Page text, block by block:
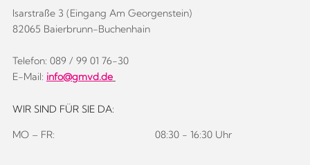
Isarstraße 3 (Eingang Am Georgenstein)
82065 Baierbrunn-Buchenhain
Telefon: 089 / 99 01 76-30
E-Mail: info@gmvd.de
WIR SIND FÜR SIE DA:
MO – FR: 08:30 - 16:30 Uhr